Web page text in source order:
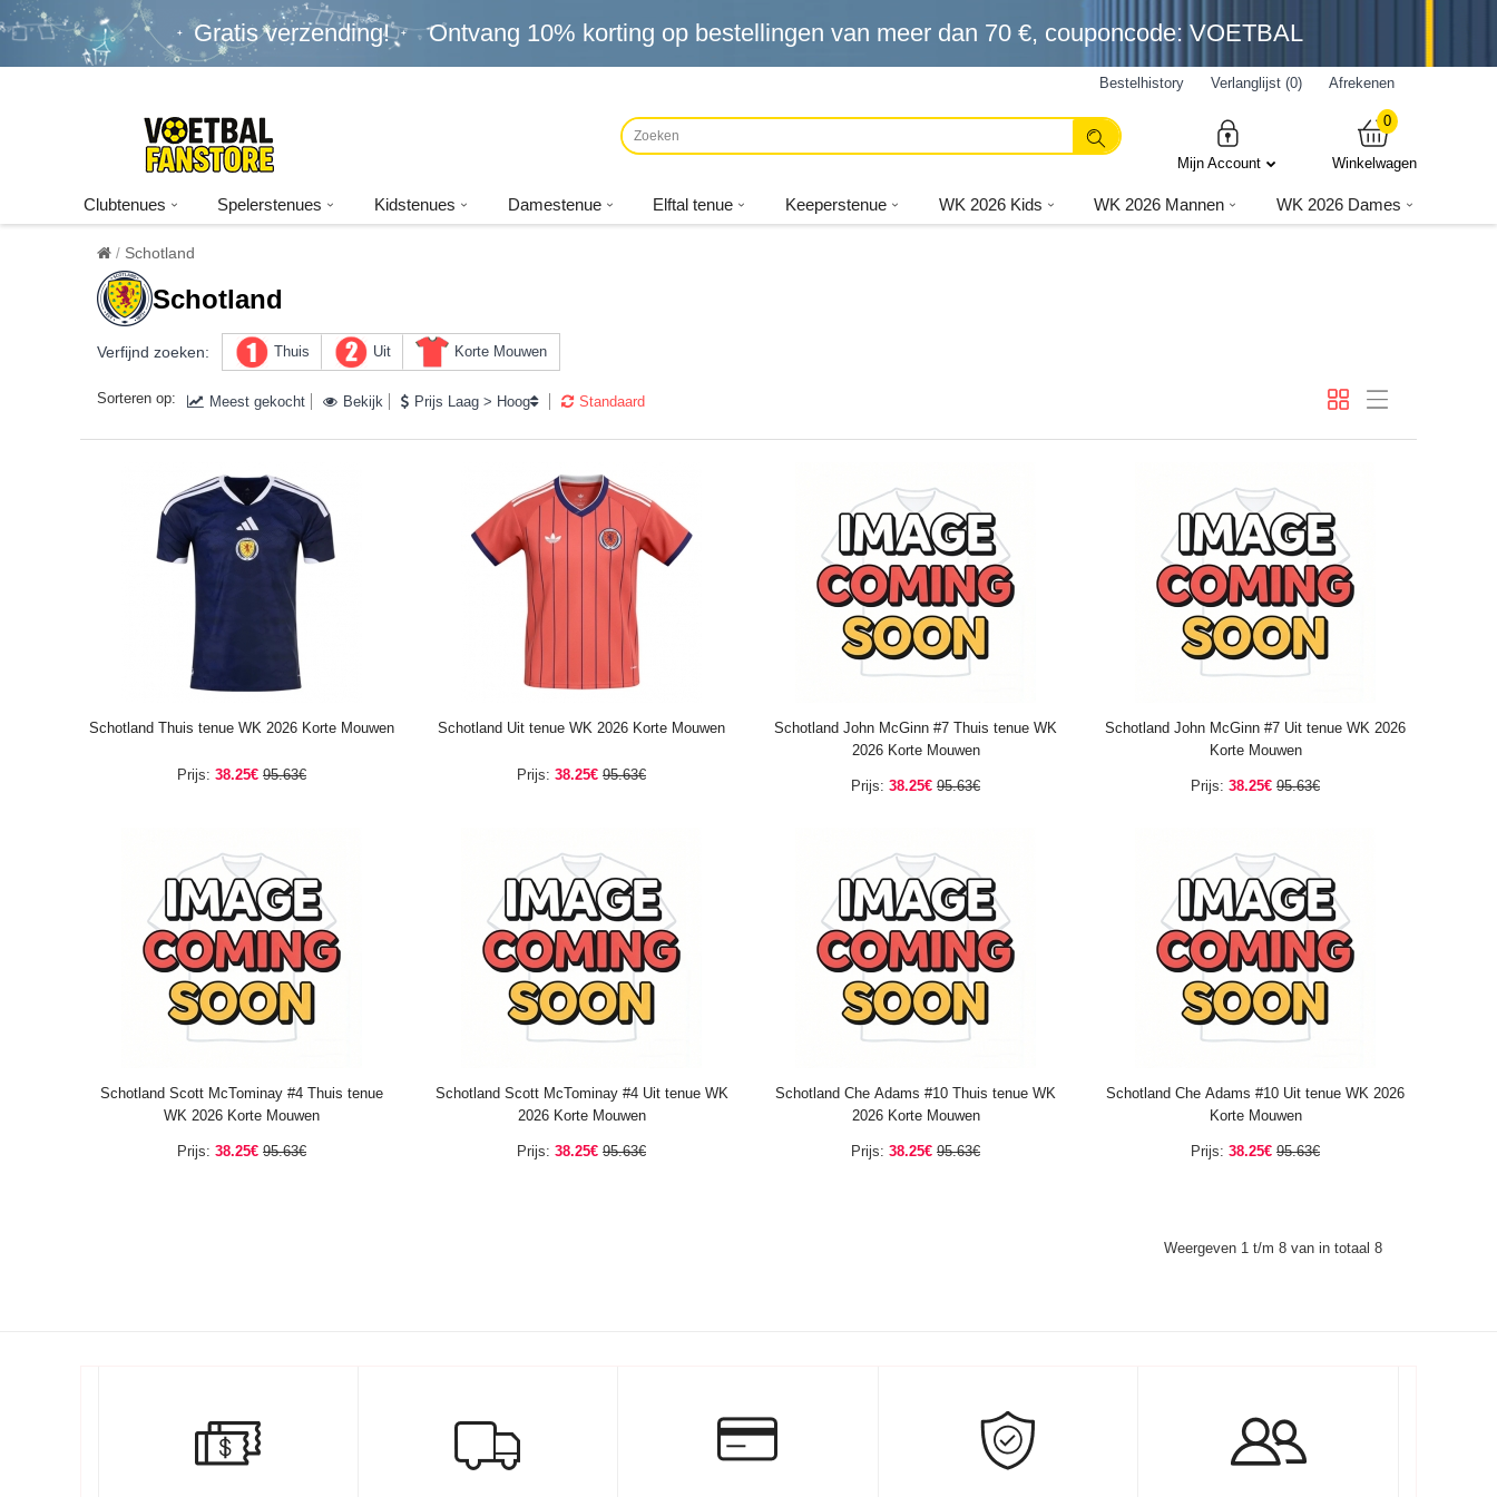
Gratis verzending! Ontvang 10% korting op bestellingen van meer dan 70 €, couponcode: VOETBAL
Bestelhistory Verlanglijst (0) Afrekenen
Mijn Account
0
Winkelwagen
Clubtenues Spelerstenues Kidstenues Damestenue Elftal tenue Keeperstenue WK 2026 Kids WK 2026 Mannen WK 2026 Dames
Schotland
Schotland
Verfijnd zoeken: Thuis Uit Korte Mouwen
Sorteren op: Meest gekocht Bekijk Prijs Laag > Hoog Standaard
Schotland Thuis tenue WK 2026 Korte Mouwen
Prijs: 38.25€ 95.63€
Schotland Uit tenue WK 2026 Korte Mouwen
Prijs: 38.25€ 95.63€
Schotland John McGinn #7 Thuis tenue WK
2026 Korte Mouwen
Prijs: 38.25€ 95.63€
Schotland John McGinn #7 Uit tenue WK 2026
Korte Mouwen
Prijs: 38.25€ 95.63€
Schotland Scott McTominay #4 Thuis tenue
WK 2026 Korte Mouwen
Prijs: 38.25€ 95.63€
Schotland Scott McTominay #4 Uit tenue WK
2026 Korte Mouwen
Prijs: 38.25€ 95.63€
Schotland Che Adams #10 Thuis tenue WK
2026 Korte Mouwen
Prijs: 38.25€ 95.63€
Schotland Che Adams #10 Uit tenue WK 2026
Korte Mouwen
Prijs: 38.25€ 95.63€
Weergeven 1 t/m 8 van in totaal 8